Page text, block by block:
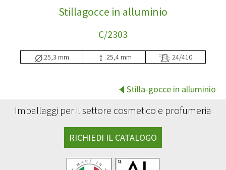
Stillagocce in alluminio
C/2303
25,3 mm 25,4 mm 24/410
Stilla-gocce in alluminio
Imballaggi per il settore cosmetico e profumeria
RICHIEDI IL CATALOGO